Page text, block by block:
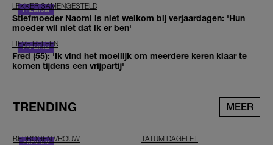
LEKKER SAMENGESTELD
Stiefmoeder Naomi is niet welkom bij verjaardagen: 'Hun
moeder wil niet dat ik er ben'
LIEVE HELEEN
Fred (55): 'Ik vind het moeilijk om meerdere keren klaar te
komen tijdens een vrijpartij'
TRENDING MEER
BEDROGEN VROUW TATUM DAGELET